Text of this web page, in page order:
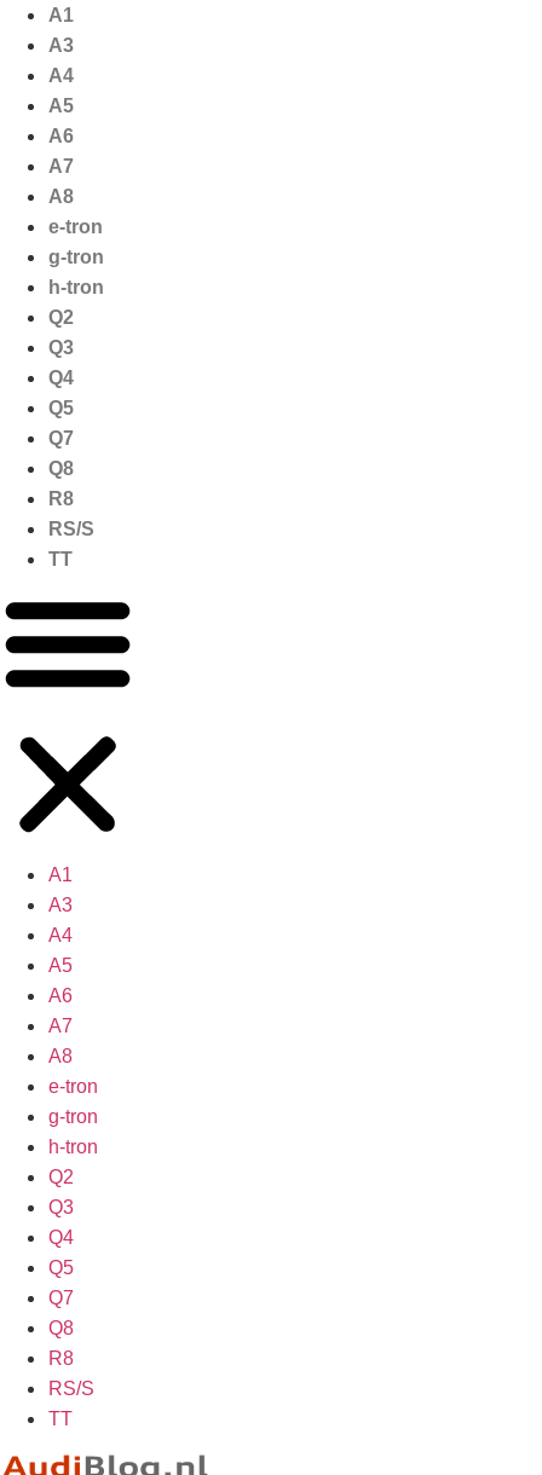
naar
inhoud
A1
A3
A4
A5
A6
A7
A8
e-tron
g-tron
h-tron
Q2
Q3
Q4
Q5
Q7
Q8
R8
RS/S
TT
A1
A3
A4
A5
A6
A7
A8
e-tron
g-tron
h-tron
Q2
Q3
Q4
Q5
Q7
Q8
R8
RS/S
TT